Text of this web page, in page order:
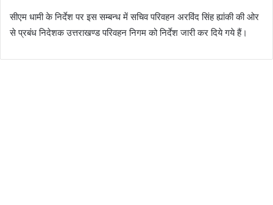
सीएम धामी के निर्देश पर इस सम्बन्ध में सचिव परिवहन अरविंद सिंह ह्यांकी की ओर
से प्रबंध निदेशक उत्तराखण्ड परिवहन निगम को निर्देश जारी कर दिये गये हैं।